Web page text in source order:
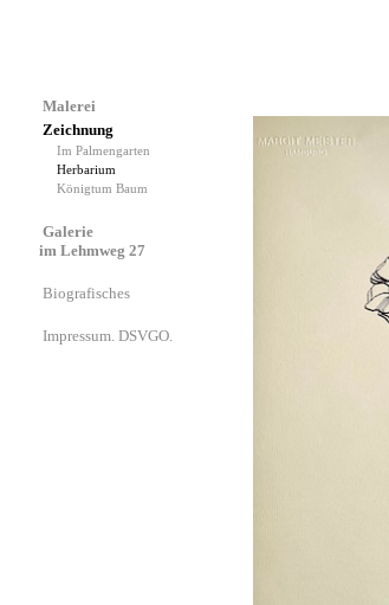
Malerei
Zeichnung
Im Palmengarten
Herbarium
Königtum Baum
Galerie
im Lehmweg 27
Biografisches
Impressum. DSVGO.